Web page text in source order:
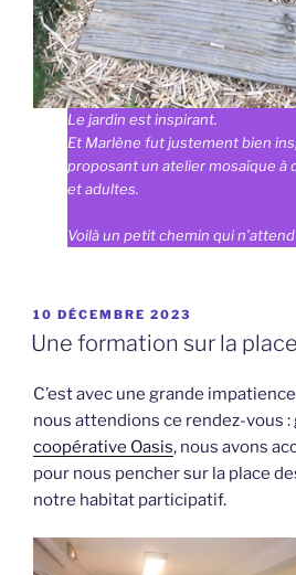
Le jardin est inspirant.
Et Marlène fut justement bien
proposant un atelier mosaïque à
et adultes.
Voilà un petit chemin qui
PUBLIÉ
LE
10 DÉCEMBRE 2023
Une formation sur la
C’est avec une grande
nous attendions ce rendez-vous :
coopérative Oasis, nous avons
pour nous pencher sur la place
notre habitat participatif.